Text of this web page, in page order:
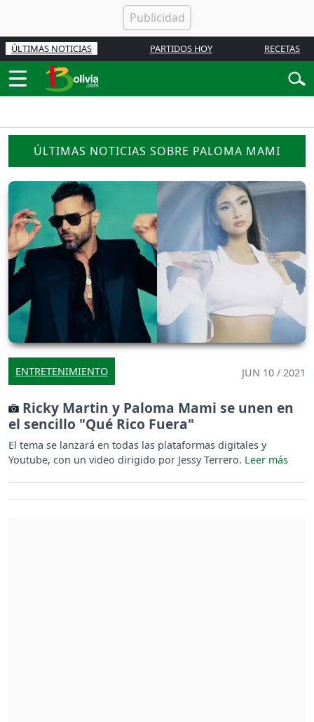
ÚLTIMAS NOTICIAS PARTIDOS HOY RECETAS
ÚLTIMAS NOTICIAS SOBRE PALOMA MAMI
ENTRETENIMIENTO JUN 10 / 2021
Ricky Martin y Paloma Mami se unen en
el sencillo "Qué Rico Fuera"
El tema se lanzará en todas las plataformas digitales y
Youtube, con un video dirigido por Jessy Terrero.